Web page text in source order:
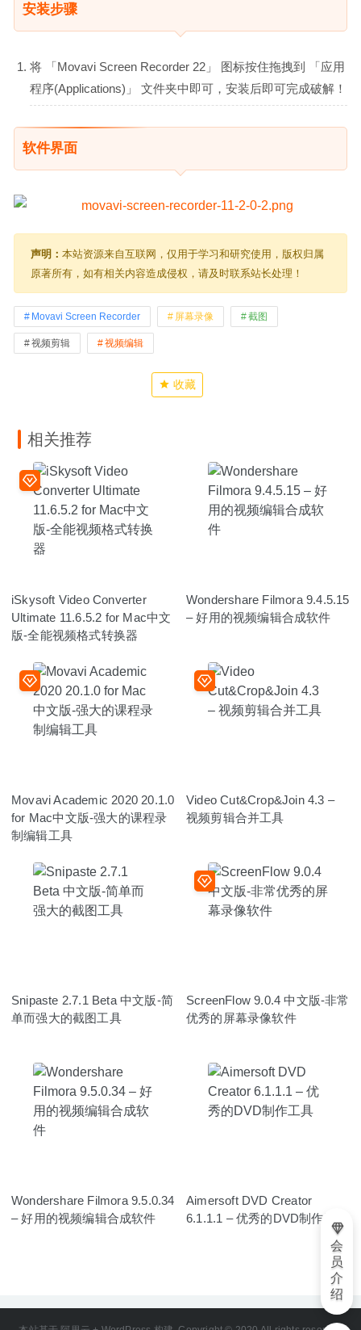
安装步骤
将 「Movavi Screen Recorder 22」 图标按住拖拽到 「应用
程序(Applications)」 文件夹中即可，安装后即可完成破解！
软件界面
声明： 本站资源来自互联网，仅用于学习和研究使用，版权归属
原著所有，如有相关内容造成侵权，请及时联系站长处理！
Movavi Screen Recorder 屏幕录像 截图
视频剪辑 视频编辑
收藏
相关推荐
iSkysoft Video Converter
Ultimate 11.6.5.2 for Mac中文
版-全能视频格式转换器
Wondershare Filmora 9.4.5.15
– 好用的视频编辑合成软件
Movavi Academic 2020 20.1.0
for Mac中文版-强大的课程录
制编辑工具
Video Cut&Crop&Join 4.3 –
视频剪辑合并工具
Snipaste 2.7.1 Beta 中文版-简
单而强大的截图工具
ScreenFlow 9.0.4 中文版-非常
优秀的屏幕录像软件
Wondershare Filmora 9.5.0.34
– 好用的视频编辑合成软件
Aimersoft DVD Creator
6.1.1.1 – 优秀的DVD制作工具
会
员
介
绍